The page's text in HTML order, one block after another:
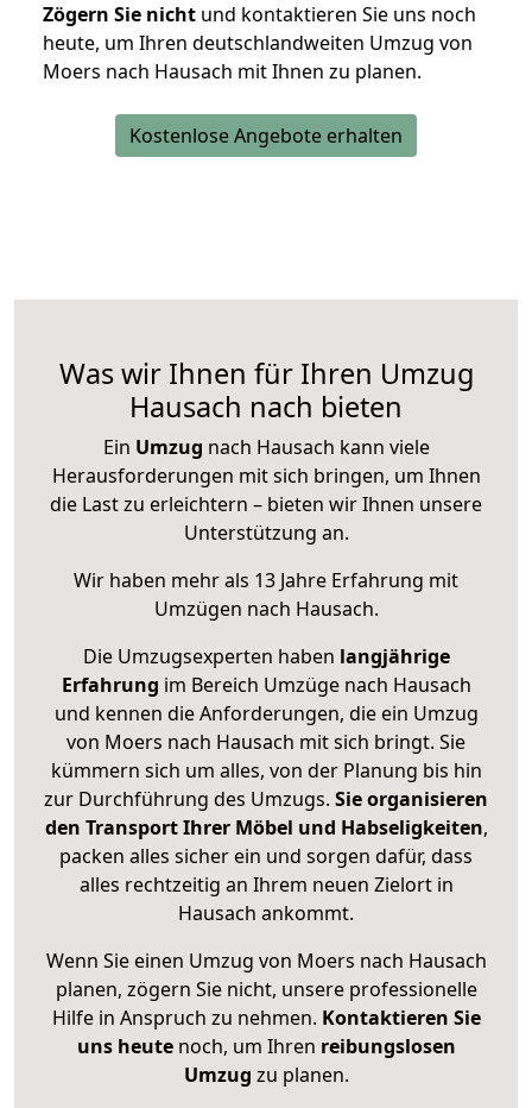
Zögern Sie nicht und kontaktieren Sie uns noch
heute, um Ihren deutschlandweiten Umzug von
Moers nach Hausach mit Ihnen zu planen.
Kostenlose Angebote erhalten
Was wir Ihnen für Ihren Umzug
Hausach nach bieten
Ein Umzug nach Hausach kann viele
Herausforderungen mit sich bringen, um Ihnen
die Last zu erleichtern – bieten wir Ihnen unsere
Unterstützung an.
Wir haben mehr als 13 Jahre Erfahrung mit
Umzügen nach Hausach.
Die Umzugsexperten haben langjährige
Erfahrung im Bereich Umzüge nach Hausach
und kennen die Anforderungen, die ein Umzug
von Moers nach Hausach mit sich bringt. Sie
kümmern sich um alles, von der Planung bis hin
zur Durchführung des Umzugs. Sie organisieren
den Transport Ihrer Möbel und Habseligkeiten,
packen alles sicher ein und sorgen dafür, dass
alles rechtzeitig an Ihrem neuen Zielort in
Hausach ankommt.
Wenn Sie einen Umzug von Moers nach Hausach
planen, zögern Sie nicht, unsere professionelle
Hilfe in Anspruch zu nehmen. Kontaktieren Sie
uns heutenoch, um Ihren reibungslosen
Umzug zu planen.